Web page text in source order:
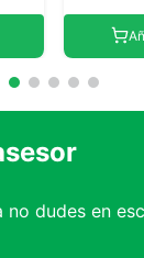
no dudes en